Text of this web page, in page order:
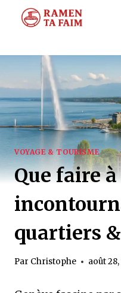
VOYAGE & TOURISME
Que faire
quartiers
Par Christophe août 28,